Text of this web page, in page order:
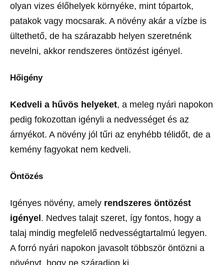
olyan vizes élőhelyek környéke, mint tópartok,
patakok vagy mocsarak. A növény akár a vízbe is
ültethető, de ha szárazabb helyen szeretnénk
nevelni, akkor rendszeres öntözést igényel.
Hőigény
Kedveli a hűvös helyeket, a meleg nyári napokon
pedig fokozottan igényli a nedvességet és az
árnyékot. A növény jól tűri az enyhébb télidőt, de a
kemény fagyokat nem kedveli.
Öntözés
Igényes növény, amely rendszeres öntözést
igényel . Nedves talajt szeret, így fontos, hogy a
talaj mindig megfelelő nedvességtartalmú legyen.
A forró nyári napokon javasolt többször öntözni a
növényt, hogy ne száradjon ki.